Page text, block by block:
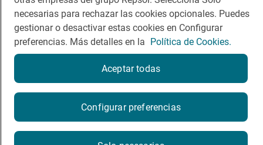
Reserva una mesa
Reservar
© Repsol S.A. 2000
necesarias para rechazar las cookies opcionales. Puedes
gestionar o desactivar estas cookies en Configurar
preferencias. Más detalles en la Política de Cookies.
Configurar preferencias
Aceptar todas